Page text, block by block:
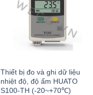
Thiết bị đo và ghi dữ liệu
nhiệt độ, độ ẩm HUATO
S100-TH (-20~+70℃)